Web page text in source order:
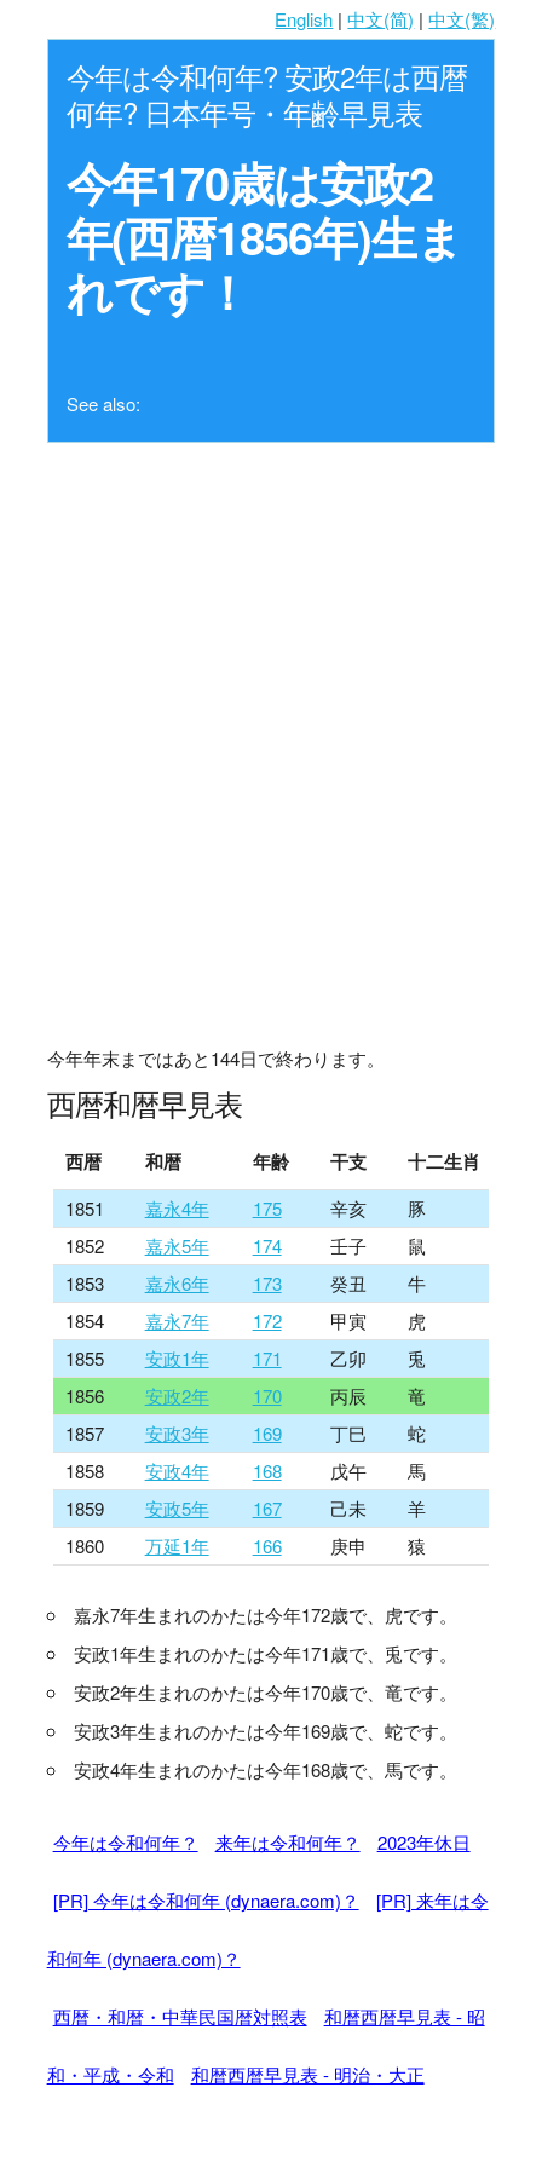
English |中文(简) |中文(繁)
今年は令和何年? 安政2年は西暦
何年? 日本年号・年齢早見表
今年170歳は安政2
年(西暦1856年)生ま
れです！
See also:
今年年末まではあと144日で終わります。
西暦和暦早見表
西暦 和暦 年齢 干支 十二生肖
1851 嘉永4年 175 辛亥
豚
1852
嘉永5年 174 壬子
鼠
1853
嘉永6年 173 癸丑
牛
1854
嘉永7年 172 甲寅
虎
1855
安政1年 171 乙卯
兎
1856
安政2年 170 丙辰
竜
1857
安政3年 169 丁巳
蛇
1858
安政4年 168 戊午
馬
1859
安政5年 167 己未
羊
1860
万延1年 166 庚申 猿
嘉永7年生まれのかたは今年172歳で、虎です。
安政1年生まれのかたは今年171歳で、兎です。
安政2年生まれのかたは今年170歳で、竜です。
安政3年生まれのかたは今年169歳で、蛇です。
安政4年生まれのかたは今年168歳で、馬です。
今年は令和何年？ 来年は令和何年？ 2023年休日
[PR] 今年は令和何年 (dynaera.com)？ [PR] 来年は令
和何年 (dynaera.com)？
西暦・和暦・中華民国暦対照表 和暦西暦早見表 - 昭
和・平成・令和 和暦西暦早見表 - 明治・大正